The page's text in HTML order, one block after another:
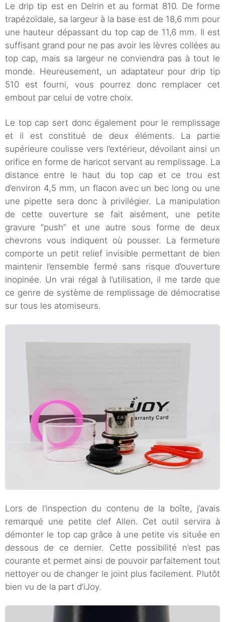
Le drip tip est en Delrin et au format 810. De forme
trapézoïdale, sa largeur à la base est de 18,6 mm pour
une hauteur dépassant du top cap de 11,6 mm. Il est
suffisant grand pour ne pas avoir les lèvres collées au
top cap, mais sa largeur ne conviendra pas à tout le
monde. Heureusement, un adaptateur pour drip tip
510 est fourni, vous pourrez donc remplacer cet
embout par celui de votre choix.
Le top cap sert donc également pour le remplissage
et il est constitué de deux éléments. La partie
supérieure coulisse vers l’extérieur, dévoilant ainsi un
orifice en forme de haricot servant au remplissage. La
distance entre le haut du top cap et ce trou est
d’environ 4,5 mm, un flacon avec un bec long ou une
une pipette sera donc à privilégier. La manipulation
de cette ouverture se fait aisément, une petite
gravure “push” et une autre sous forme de deux
chevrons vous indiquent où pousser. La fermeture
comporte un petit relief invisible permettant de bien
maintenir l’ensemble fermé sans risque d’ouverture
inopinée. Un vrai régal à l’utilisation, il me tarde que
ce genre de système de remplissage de démocratise
sur tous les atomiseurs.
Lors de l’inspection du contenu de la boîte, j’avais
remarqué une petite clef Allen. Cet outil servira à
démonter le top cap grâce à une petite vis située en
dessous de ce dernier. Cette possibilité n’est pas
courante et permet ainsi de pouvoir parfaitement tout
nettoyer ou de changer le joint plus facilement. Plutôt
bien vu de la part d’iJoy.